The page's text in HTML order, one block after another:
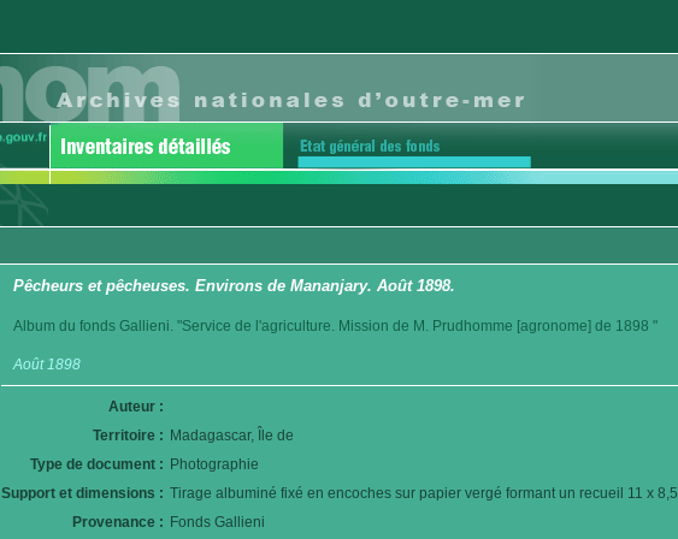
Pêcheurs et pêcheuses. Environs de Mananjary. Août 1898.
Album du fonds Gallieni. "Service de l'agriculture. Mission de M. Prudhomme [agronome] de 1898 "
Août 1898
Auteur :
Territoire : Madagascar, Île de
Type de document : Photographie
Support et dimensions : Tirage albuminé fixé en encoches sur papier vergé formant un recueil 11 x 8,5
Provenance : Fonds Gallieni